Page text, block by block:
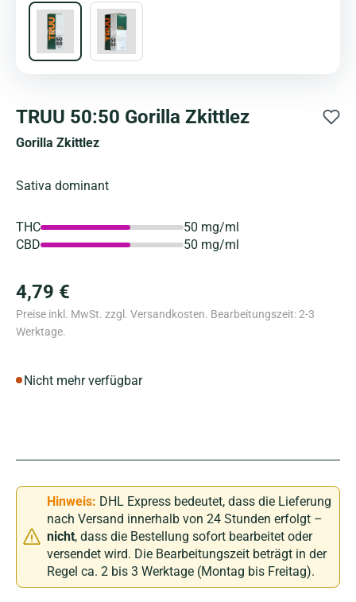
TRUU 50:50 Gorilla Zkittlez
Gorilla Zkittlez
Sativa dominant
THC
50 mg/ml
CBD
50 mg/ml
4,79 €
Preise inkl. MwSt. zzgl. Versandkosten. Bearbeitungszeit: 2-3
Werktage.
Nicht mehr verfügbar
Hinweis: DHL Express bedeutet, dass die Lieferung
nach Versand innerhalb von 24 Stunden erfolgt –
nicht, dass die Bestellung sofort bearbeitet oder
versendet wird. Die Bearbeitungszeit beträgt in der
Regel ca. 2 bis 3 Werktage (Montag bis Freitag).